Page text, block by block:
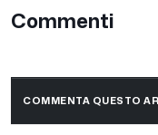
Commenti
COMMENTA QUESTO